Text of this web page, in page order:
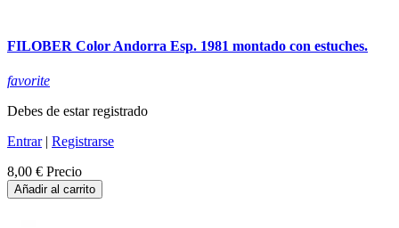
FILOBER Color Andorra Esp. 1981 montado con estuches.
favorite
Debes de estar registrado
Entrar| Registrarse
8,00 € Precio
Añadir al carrito